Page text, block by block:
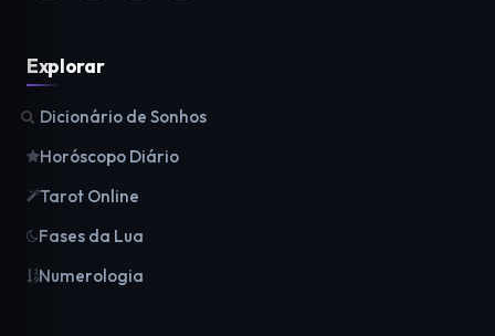
Explorar
Dicionário de Sonhos
Horóscopo Diário
Tarot Online
Fases da Lua
Numerologia